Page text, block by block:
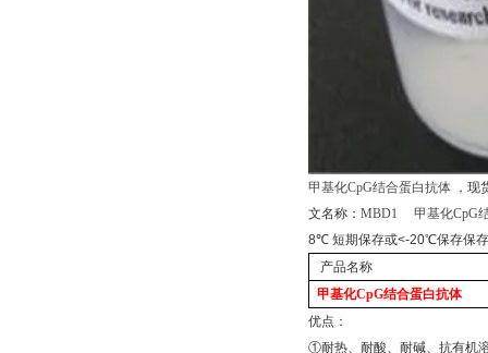
甲基化CpG结合蛋白抗体 ，现
文名称： MBD1 甲基化CpG
8℃ 短期保存或<-20℃保存保存
产品名称
甲基化CpG结合蛋白抗体
优点：
①耐热、耐酸、耐碱、抗有机